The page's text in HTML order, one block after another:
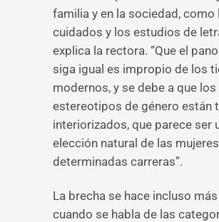
familia y en la sociedad, como
cuidados y los estudios de
explica la rectora. “Que el
siga igual es impropio de los
modernos, y se debe a que los
estereotipos de género están
interiorizados, que parece ser
elección natural de las
determinadas carreras”.
La brecha se hace incluso
cuando se habla de las